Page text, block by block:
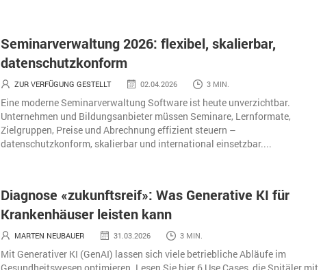
Seminarverwaltung 2026: flexibel, skalierbar,
datenschutzkonform
ZUR VERFÜGUNG GESTELLT 02.04.2026 3 MIN.
Eine moderne Seminarverwaltung Software ist heute unverzichtbar.
Unternehmen und Bildungsanbieter müssen Seminare, Lernformate,
Zielgruppen, Preise und Abrechnung effizient steuern –
datenschutzkonform, skalierbar und international einsetzbar....
Diagnose «zukunftsreif»: Was Generative KI für
Krankenhäuser leisten kann
MARTEN NEUBAUER 31.03.2026 3 MIN.
Mit Generativer KI (GenAI) lassen sich viele betriebliche Abläufe im